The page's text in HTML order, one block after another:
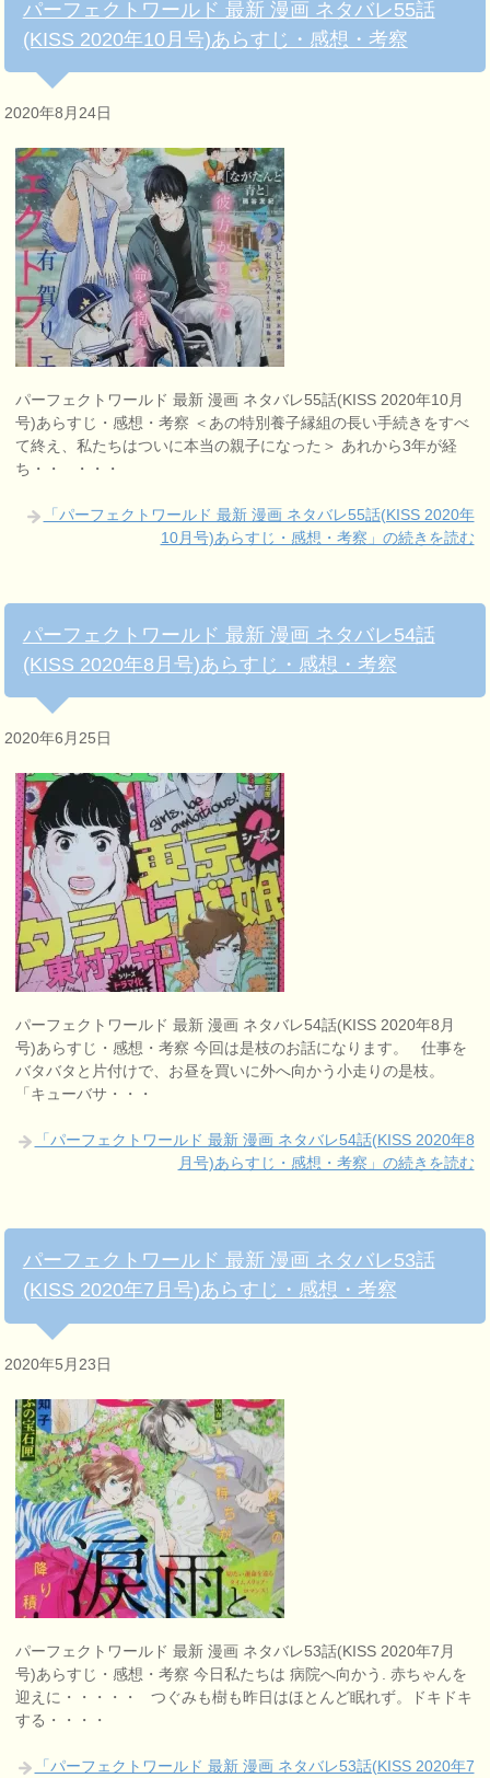
パーフェクトワールド 最新 漫画 ネタバレ55話
(KISS 2020年10月号)あらすじ・感想・考察
2020年8月24日
パーフェクトワールド 最新 漫画 ネタバレ55話(KISS 2020年10月
号)あらすじ・感想・考察 ＜あの特別養子縁組の長い手続きをすべ
て終え、私たちはついに本当の親子になった＞ あれから3年が経
ち・・ ・・・
「パーフェクトワールド 最新 漫画 ネタバレ55話(KISS 2020年
10月号)あらすじ・感想・考察」の続きを読む
パーフェクトワールド 最新 漫画 ネタバレ54話
(KISS 2020年8月号)あらすじ・感想・考察
2020年6月25日
パーフェクトワールド 最新 漫画 ネタバレ54話(KISS 2020年8月
号)あらすじ・感想・考察 今回は是枝のお話になります。 仕事を
バタバタと片付けで、お昼を買いに外へ向かう小走りの是枝。
「キューバサ・・・
「パーフェクトワールド 最新 漫画 ネタバレ54話(KISS 2020年8
月号)あらすじ・感想・考察」の続きを読む
パーフェクトワールド 最新 漫画 ネタバレ53話
(KISS 2020年7月号)あらすじ・感想・考察
2020年5月23日
パーフェクトワールド 最新 漫画 ネタバレ53話(KISS 2020年7月
号)あらすじ・感想・考察 今日私たちは 病院へ向かう. 赤ちゃんを
迎えに・・・・・ つぐみも樹も昨日はほとんど眠れず。ドキドキ
する・・・・
「パーフェクトワールド 最新 漫画 ネタバレ53話(KISS 2020年7